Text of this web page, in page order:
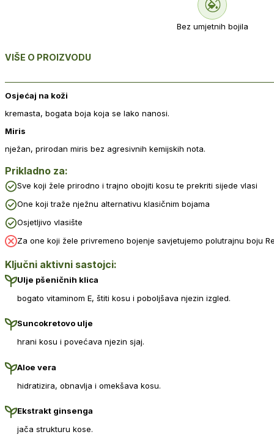
Bez umjetnih bojila
VIŠE O PROIZVODU
Osjećaj na koži
kremasta, bogata boja koja se lako nanosi.
Miris
nježan, prirodan miris bez agresivnih kemijskih nota.
Prikladno za:
Sve koji žele prirodno i trajno obojiti kosu te prekriti sijede vlasi
One koji traže nježnu alternativu klasičnim bojama
Osjetljivo vlasište
Za one koji žele privremeno bojenje savjetujemo polutrajnu boju
Ključni aktivni sastojci:
Ulje pšeničnih klica
bogato vitaminom E, štiti kosu i poboljšava njezin izgled.
Suncokretovo ulje
hrani kosu i povećava njezin sjaj.
Aloe vera
hidratizira, obnavlja i omekšava kosu.
Ekstrakt ginsenga
jača strukturu kose.